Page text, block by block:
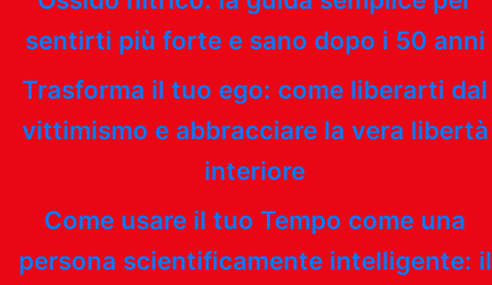
sentirti più forte e sano dopo i 50 anni
Trasforma il tuo ego: come liberarti dal
vittimismo e abbracciare la vera libertà
interiore
Come usare il tuo Tempo come una
persona scientificamente intelligente: il